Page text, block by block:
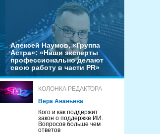
Алексей Наумов, «Группа
Астра»: «Наши эксперты
профессионально делают
свою работу в части PR»
КОЛОНКА РЕДАКТОРА
Вера Ананьева
Кого и как поддержит
закон о поддержке ИИ.
Вопросов больше чем
ответов